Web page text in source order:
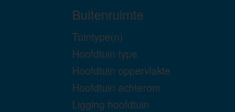
Buitenruimte
Tuintype(n)
Hoofdtuin type
Hoofdtuin oppervlakte
Hoofdtuin achterom
Ligging hoofdtuin